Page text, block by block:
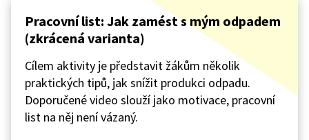
Pracovní list: Jak zamést s mým odpadem
(zkrácená varianta)
Cílem aktivity je představit žákům několik
praktických tipů, jak snížit produkci odpadu.
Doporučené video slouží jako motivace, pracovní
list na něj není vázaný.